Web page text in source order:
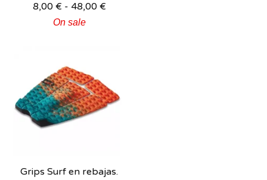
8,00 € - 48,00 €
On sale
Grips Surf en rebajas.